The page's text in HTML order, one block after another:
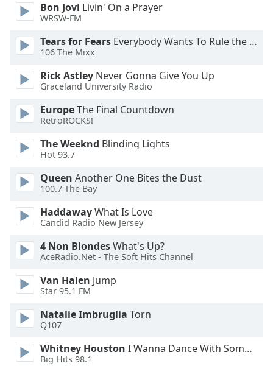
Text
Color
Opacity
Caption
Background
Color
Opacity
Font
Size
Text
Edge
Family
Bon Jovi Livin' On a Prayer
WRSW-FM
Tears for Fears Everybody Wants To Rule the World
106 The Mixx
Rick Astley Never Gonna Give You Up
Graceland University Radio
EuropeThe Final Countdown
RetroROCKS!
The Weeknd Blinding Lights
Hot 93.7
Queen Another One Bites the Dust
100.7 The Bay
HaddawayWhat Is Love
Candid Radio New Jersey
4 Non BlondesWhat's Up?
AceRadio.Net - The Soft Hits Channel
Van Halen Jump
Star 95.1 FM
Natalie Imbruglia Torn
Q107
Whitney Houston I Wanna Dance With Somebody
Big Hits 98.1